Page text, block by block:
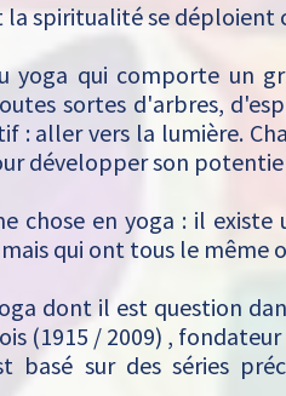
la spiritualité se
yoga qui comporte un
sortes d'arbres,
: aller vers la lumière.
développer son
chose en yoga : il
qui ont tous le même
dont il est question
(1915 / 2009) ,
basé sur des séries